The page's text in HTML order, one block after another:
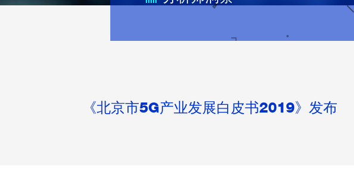
《北京市5G产业发展白皮书2019》发布